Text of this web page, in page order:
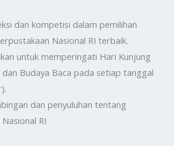
dan kompetisi dalam pemilihan
Nasional RI terbaik.
untuk memperingati Hari Kunjung
dan Budaya Baca pada setiap tanggal
dan penyuluhan tentang
RI